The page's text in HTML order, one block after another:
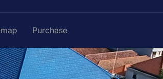
Purchase